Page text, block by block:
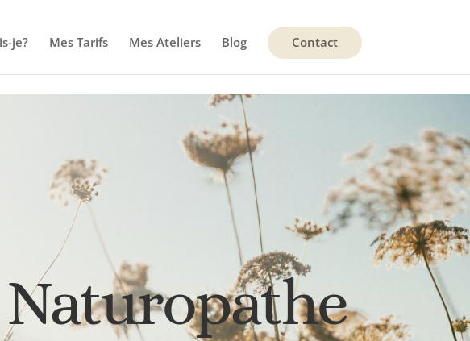
je? Mes Tarifs Mes Ateliers Blog Contact
Naturopathe